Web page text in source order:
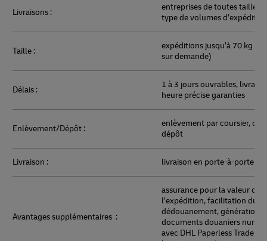
Livraisons :
entreprises de toutes tailles
type de volumes d’expédition
Taille :
expéditions jusqu’à 70 kg
sur demande)
Délais :
1 à 3 jours ouvrables,
heure précise garanties
Enlèvement/Dépôt :
enlèvement par coursier,
dépôt
Livraison : livraison en porte-à-porte
Avantages supplémentaires :
assurance pour la valeur de
l’expédition, facilitation du
dédouanement, génération
documents douaniers
avec DHL Paperless Trade®,